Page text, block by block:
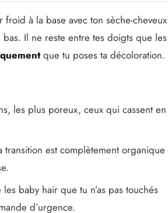
à la base avec ton sèche-
Il ne reste entre tes doigts que les
que tu poses ta décoloration.
les plus poreux, ceux qui cassent en
est complètement organique
baby hair que tu n’as pas touchés
d’urgence.